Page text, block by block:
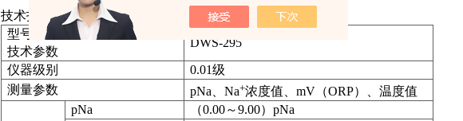
技术指标
型号
技术参数
DWS-295
仪器级别
0.01级
测量参数
pNa 、Na+浓度值、mV （ORP）、温度值
pNa （0.00～9.00）pNa